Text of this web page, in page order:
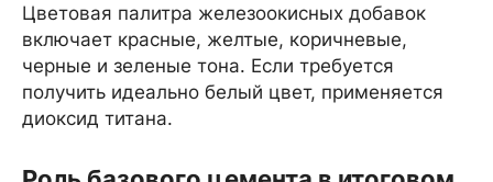
Цветовая палитра железоокисных добавок
включает красные, желтые, коричневые,
черные и зеленые тона. Если требуется
получить идеально белый цвет, применяется
диоксид титана.